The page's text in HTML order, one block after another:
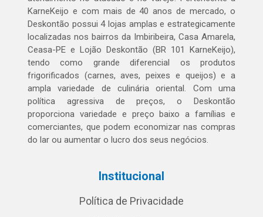
KarneKeijo e com mais de 40 anos de mercado, o
Deskontão possui 4 lojas amplas e estrategicamente
localizadas nos bairros da Imbiribeira, Casa Amarela,
Ceasa-PE e Lojão Deskontão (BR 101 KarneKeijo),
tendo como grande diferencial os produtos
frigorificados (carnes, aves, peixes e queijos) e a
ampla variedade de culinária oriental. Com uma
política agressiva de preços, o Deskontão
proporciona variedade e preço baixo a famílias e
comerciantes, que podem economizar nas compras
do lar ou aumentar o lucro dos seus negócios.
Institucional
Política de Privacidade